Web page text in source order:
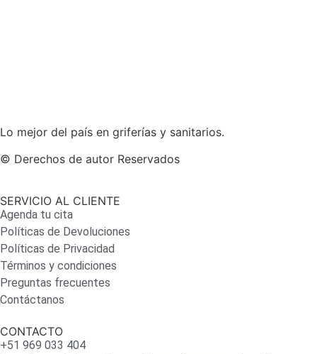
Lo mejor del país en griferías y sanitarios.
© Derechos de autor Reservados
SERVICIO AL CLIENTE
Agenda tu cita
Políticas de Devoluciones
Políticas de Privacidad
Términos y condiciones
Preguntas frecuentes
Contáctanos
CONTACTO
+51 969 033 404